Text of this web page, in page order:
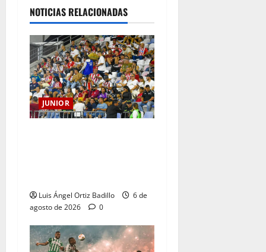
NOTICIAS RELACIONADAS
JUNIOR
Luis Ángel Ortiz Badillo
6 de
agosto de 2026
0